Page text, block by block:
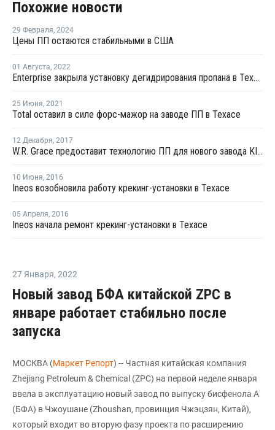
Похожие новости
29 Февраля, 2024
Цены ПП остаются стабильными в США
01 Августа, 2022
Enterprise закрыла установку дегидрирования пропана в Техасе на внеплановый ремонт
25 Июня, 2021
Total оставил в силе форс-мажор на заводе ПП в Техасе
12 Декабря, 2017
W.R. Grace предоставит технологию ПП для нового завода KIPIC в Кувейте
10 Июня, 2016
Ineos возобновила работу крекинг-установки в Техасе
05 Апреля, 2016
Ineos начала ремонт крекинг-установки в Техасе
27 Января, 2022
Новый завод БФА китайской ZPC в
январе работает стабильно после
запуска
МОСКВА (Маркет Репорт) -- Частная китайская компания
Zhejiang Petroleum & Chemical (ZPC) на первой неделе января
ввела в эксплуатацию новый завод по выпуску бисфенола А
(БФА) в Чжоушане (Zhoushan, провинция Чжэцзян, Китай),
который входит во вторую фазу проекта по расширению